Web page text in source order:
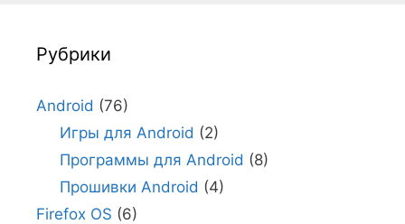
Рубрики
Android (76)
Игры для Android (2)
Программы для Android (8)
Прошивки Android (4)
Firefox OS (6)